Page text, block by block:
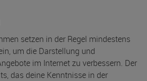
setzen in der Regel mindestens
um die Darstellung und
im Internet zu verbessern. Der
das deine Kenntnisse in der